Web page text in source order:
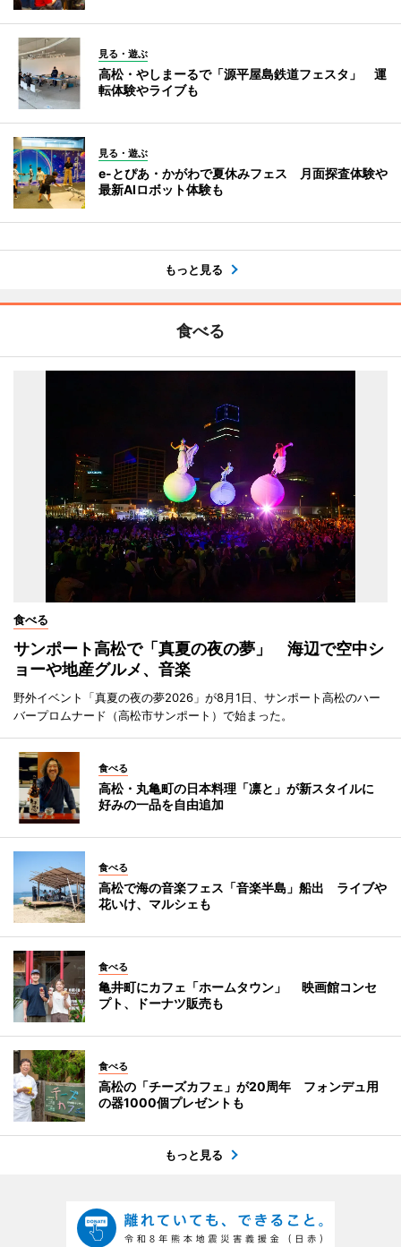
見る・遊ぶ
高松・やしまーるで「源平屋島鉄道フェスタ」 運
転体験やライブも
見る・遊ぶ
e-とぴあ・かがわで夏休みフェス 月面探査体験や
最新AIロボット体験も
もっと見る
食べる
食べる
サンポート高松で「真夏の夜の夢」 海辺で空中シ
ョーや地産グルメ、音楽
野外イベント「真夏の夜の夢2026」が8月1日、サンポート高松のハー
バープロムナード（高松市サンポート）で始まった。
食べる
高松・丸亀町の日本料理「凛と」が新スタイルに
好みの一品を自由追加
食べる
高松で海の音楽フェス「音楽半島」船出 ライブや
花いけ、マルシェも
食べる
亀井町にカフェ「ホームタウン」 映画館コンセ
プト、ドーナツ販売も
食べる
高松の「チーズカフェ」が20周年 フォンデュ用
の器1000個プレゼントも
もっと見る